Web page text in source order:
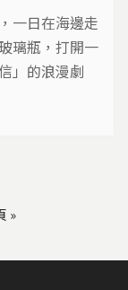
一日在海邊走
璃瓶，打開一
」的浪漫劇
漫了，如果
玻璃刮傷，
»